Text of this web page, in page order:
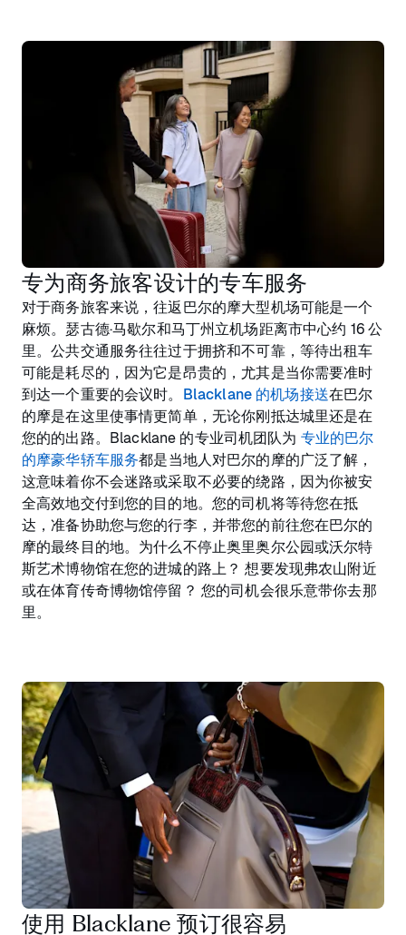
专为商务旅客设计的专车服务
对于商务旅客来说，往返巴尔的摩大型机场可能是一个
麻烦。瑟古德·马歇尔和马丁州立机场距离市中心约 16 公
里。公共交通服务往往过于拥挤和不可靠，等待出租车
可能是耗尽的，因为它是昂贵的，尤其是当你需要准时
到达一个重要的会议时。 Blacklane 的机场接送在巴尔
的摩是在这里使事情更简单，无论你刚抵达城里还是在
您的的出路。Blacklane 的专业司机团队为 专业的巴尔
的摩豪华轿车服务都是当地人对巴尔的摩的广泛了解，
这意味着你不会迷路或采取不必要的绕路，因为你被安
全高效地交付到您的目的地。您的司机将等待您在抵
达，准备协助您与您的行李，并带您的前往您在巴尔的
摩的最终目的地。为什么不停止奥里奥尔公园或沃尔特
斯艺术博物馆在您的进城的路上？ 想要发现弗农山附近
或在体育传奇博物馆停留？ 您的司机会很乐意带你去那
里。
使用 Blacklane 预订很容易